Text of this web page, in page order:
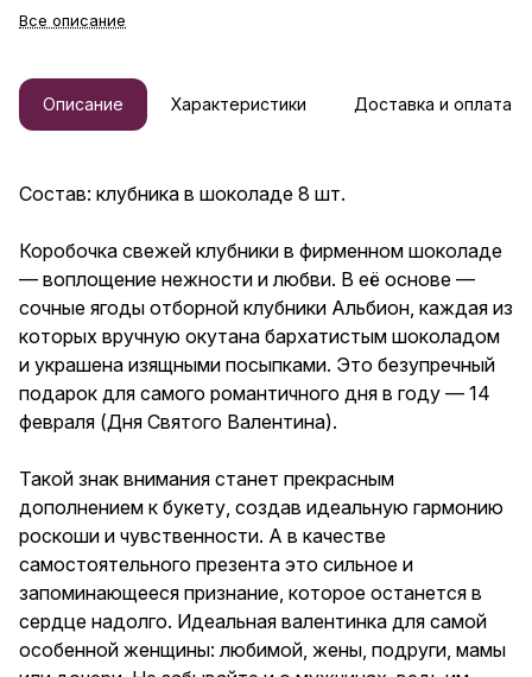
— сочные ягоды отборной
которых вручную окутана
бархатистым шоколадом и
украшена изящными
февраля (Дня Святого
внимания станет прекрасным
дополнением к букету, создав
идеальную гармонию роскоши
и чувственности. А в качестве
самостоятельного презента
это сильное и
запоминающееся признание,
которое останется в сердце
надолго. Идеальная
валентинка для самой
жены, подруги, мамы или
дочери. Не забывайте и о
мужчинах, ведь им тоже
приятно получить такой
подарок: любимому мужчине,
парню, другу, мужу. Дарите
вкус, перед которым
невозможно устоять.
Все описание
Описание Характеристики Доставка и оплата
Состав: клубника в шоколаде 8 шт.
Коробочка свежей клубники в фирменном шоколаде
— воплощение нежности и любви. В её основе —
сочные ягоды отборной клубники Альбион, каждая из
которых вручную окутана бархатистым шоколадом
и украшена изящными посыпками. Это безупречный
подарок для самого романтичного дня в году — 14
февраля (Дня Святого Валентина).
Такой знак внимания станет прекрасным
дополнением к букету, создав идеальную гармонию
роскоши и чувственности. А в качестве
самостоятельного презента это сильное и
запоминающееся признание, которое останется в
сердце надолго. Идеальная валентинка для самой
особенной женщины: любимой, жены, подруги, мамы